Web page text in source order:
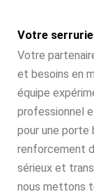
Votre
Votre
et besoins en
équipe
professionnel
pour une porte
renforcement
sérieux et
nous mettons